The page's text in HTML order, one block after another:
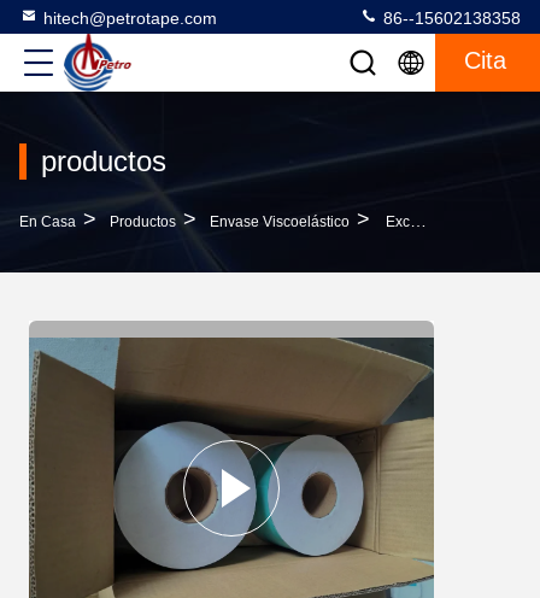
hitech@petrotape.com 86--15602138358
Cita
productos
En Casa > Productos > Envase Viscoelástico > Excelente Elasticidad Cinta Viscoelástica Para El Sellado De Protección Contra La Corrosión En Situaciones Exigentes